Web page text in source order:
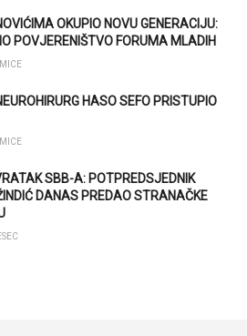
OKUPIO NOVU GENERACIJU:
POVJERENIŠTVO FORUMA MLADIH
HASO SEFO PRISTUPIO
SBB-A: POTPREDSJEDNIK
DANAS PREDAO STRANAČKE